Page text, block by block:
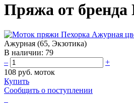
Пряжа от бренда
Ажурная (65, Экзотика)
В наличии: 79
–
+
108 руб. моток
Купить
Сообщить о поступлении